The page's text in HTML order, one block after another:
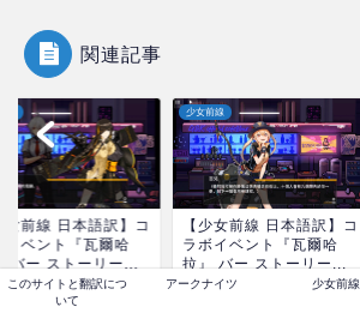
関連記事
女前線 日本語訳】コ
イベント『瓦爾哈
バー ストーリー...
2019年8月27日
少女前線
【少女前線 日本語訳】コ
ラボイベント『瓦爾哈
拉』 バー ストーリー...
2019年6月20日
このサイトと翻訳につ
いて
アークナイツ 少女前線